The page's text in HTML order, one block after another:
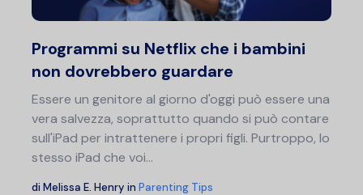
Programmi su Netflix che i bambini
non dovrebbero guardare
Essere un genitore al giorno d'oggi può essere una
vera salvezza, soprattutto quando si può contare
sull'iPad per intrattenere i propri figli. Purtroppo, lo
stesso iPad che voi...
di Melissa E. Henry in Parenting Tips